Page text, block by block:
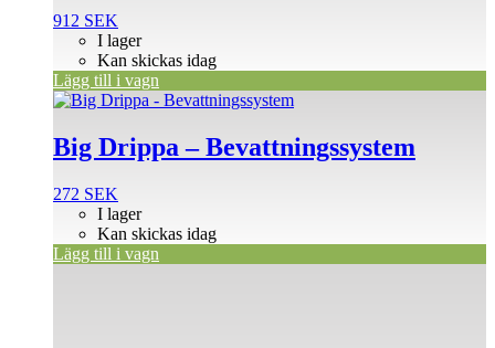
912 SEK
I lager
Kan skickas idag
Lägg till i vagn
Big Drippa – Bevattningssystem
272 SEK
I lager
Kan skickas idag
Lägg till i vagn